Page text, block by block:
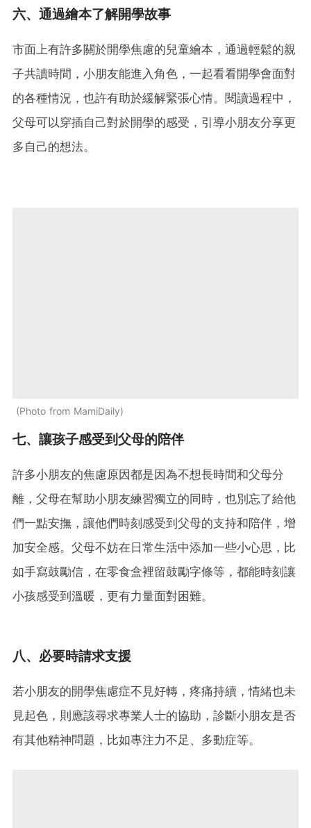
六、通過繪本了解開學故事
市面上有許多關於開學焦慮的兒童繪本，通過輕鬆的親
子共讀時間，小朋友能進入角色，一起看看開學會面對
的各種情況，也許有助於緩解緊張心情。閱讀過程中，
父母可以穿插自己對於開學的感受，引導小朋友分享更
多自己的想法。
Photo from MamiDaily
七、讓孩子感受到父母的陪伴
許多小朋友的焦慮原因都是因為不想長時間和父母分
離，父母在幫助小朋友練習獨立的同時，也別忘了給他
們一點安撫，讓他們時刻感受到父母的支持和陪伴，增
加安全感。父母不妨在日常生活中添加一些小心思，比
如手寫鼓勵信，在零食盒裡留鼓勵字條等，都能時刻讓
小孩感受到溫暖，更有力量面對困難。
八、必要時請求支援
若小朋友的開學焦慮症不見好轉，疼痛持續，情緒也未
見起色，則應該尋求專業人士的協助，診斷小朋友是否
有其他精神問題，比如專注力不足、多動症等。